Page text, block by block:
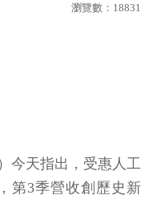
瀏覽數： 18831
今天指出，受惠人工
第3季營收創歷史新